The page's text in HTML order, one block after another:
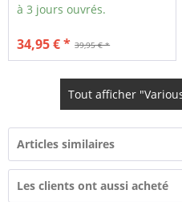
à 3 jours ouvrés.
39,95 € *
34,95 € *
Tout afficher
Articles similaires
Les clients ont aussi acheté